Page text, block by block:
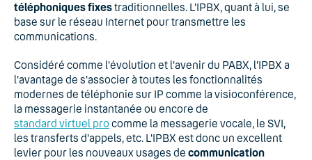
téléphoniques fixestraditionnelles. L'IPBX, quant à lui, se
base sur le réseau Internet pour transmettre les
communications.
Considéré comme l'évolution et l'avenir du PABX, l'IPBX a
l'avantage de s'associer à toutes les fonctionnalités
modernes de téléphonie sur IP comme la visioconférence,
la messagerie instantanée ou encore de
standard virtuel procomme la messagerie vocale, le SVI,
les transferts d'appels, etc. L'IPBX est donc un excellent
levier pour les nouveaux usages de communication